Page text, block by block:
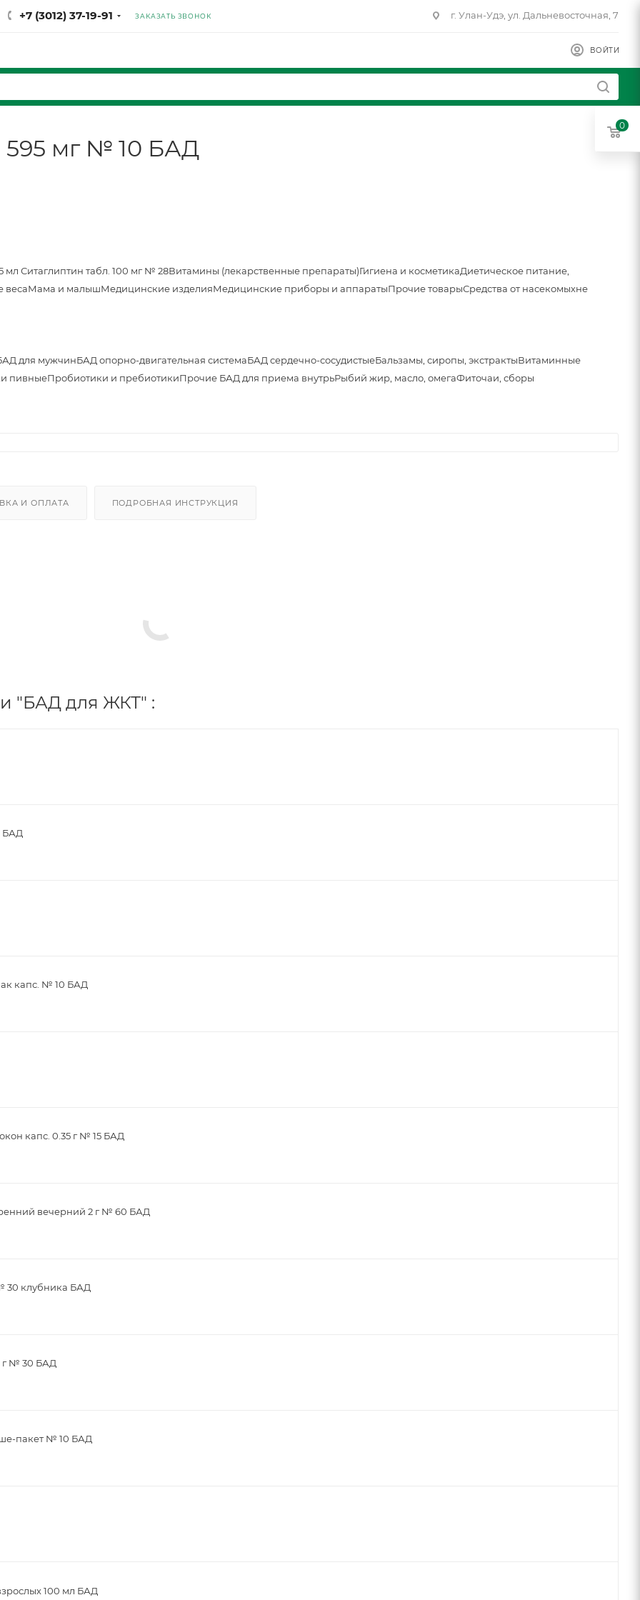
+7 (3012) 37-19-91 ЗАКАЗАТЬ ЗВОНОК г. Улан-Удэ, ул. Дальневосточная, 7
ВОЙТИ
595 мг № 10 БАД
мл Ситаглиптин табл. 100 мг № 28Витамины (лекарственные препараты)Гигиена и косметикаДиетическое питание,
весаМама и малышМедицинские изделияМедицинские приборы и аппаратыПрочие товарыСредства от насекомыхне
для мужчинБАД опорно-двигательная системаБАД сердечно-сосудистыеБальзамы, сиропы, экстрактыВитаминные
пивныеПробиотики и пребиотикиПрочие БАД для приема внутрьРыбий жир, масло, омегаФиточаи, сборы
И ОПЛАТА ПОДРОБНАЯ ИНСТРУКЦИЯ
"БАД для ЖКТ" :
БАД
капс. № 10 БАД
капс. 0.35 г № 15 БАД
вечерний 2 г № 60 БАД
30 клубника БАД
г № 30 БАД
пакет № 10 БАД
100 мл БАД
0